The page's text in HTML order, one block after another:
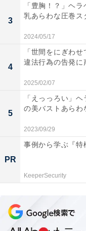
3
「豊胸！？」ヘ
乳あらわな圧巻
2024/05/17
4
「世間をにぎわ
違法行為の告発
2025/02/07
5
「えっっろい」
の美バストあらわ
2023/09/29
PR
事例から学ぶ『特
KeeperSecurity